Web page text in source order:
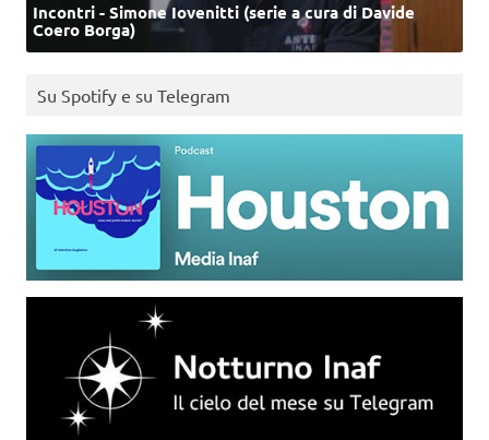
Incontri - Simone Iovenitti (serie a cura di Davide
Coero Borga)
Su Spotify e su Telegram